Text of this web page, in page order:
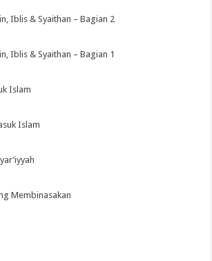
Iblis & Syaithan – Bagian 2
Iblis & Syaithan – Bagian 1
Islam
Islam
Membinasakan